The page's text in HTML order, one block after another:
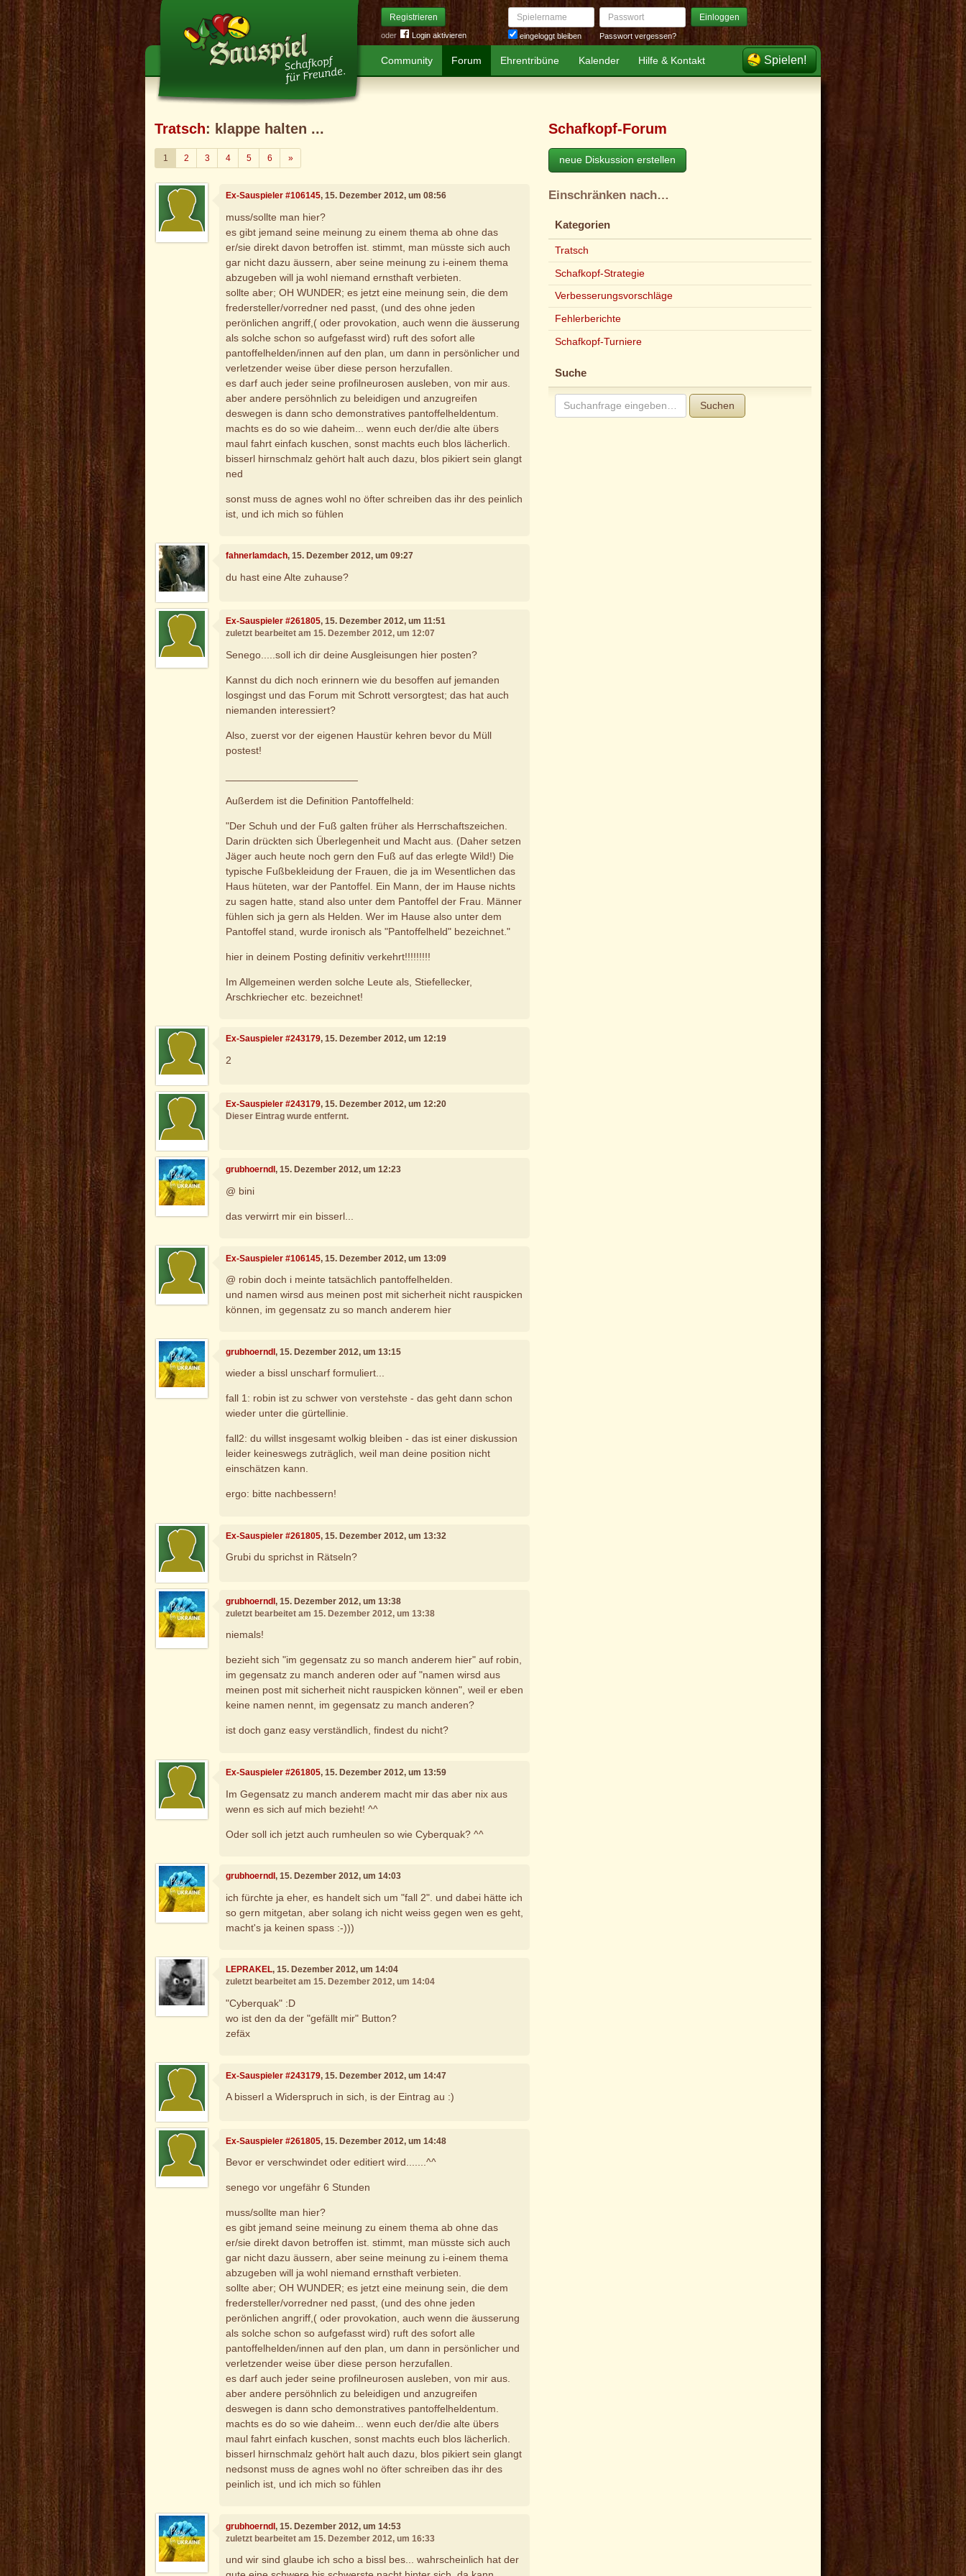
Registrieren
oder Login aktivieren
Spielername
eingeloggt bleiben
Passwort Einloggen
Passwort vergessen?
Community Forum Ehrentribüne Kalender Hilfe & Kontakt Spielen!
Tratsch: klappe halten ...
1 2 3 4 5 6 »Weiter
Ex-Sauspieler #106145, 15. Dezember 2012, um 08:56
muss/sollte man hier?
es gibt jemand seine meinung zu einem thema ab ohne das
er/sie direkt davon betroffen ist. stimmt, man müsste sich auch
gar nicht dazu äussern, aber seine meinung zu i-einem thema
abzugeben will ja wohl niemand ernsthaft verbieten.
sollte aber; OH WUNDER; es jetzt eine meinung sein, die dem
fredersteller/vorredner ned passt, (und des ohne jeden
perönlichen angriff,( oder provokation, auch wenn die äusserung
als solche schon so aufgefasst wird) ruft des sofort alle
pantoffelhelden/innen auf den plan, um dann in persönlicher und
verletzender weise über diese person herzufallen.
es darf auch jeder seine profilneurosen ausleben, von mir aus.
aber andere persöhnlich zu beleidigen und anzugreifen
deswegen is dann scho demonstratives pantoffelheldentum.
machts es do so wie daheim... wenn euch der/die alte übers
maul fahrt einfach kuschen, sonst machts euch blos lächerlich.
bisserl hirnschmalz gehört halt auch dazu, blos pikiert sein glangt
ned
sonst muss de agnes wohl no öfter schreiben das ihr des peinlich
ist, und ich mich so fühlen
fahnerlamdach, 15. Dezember 2012, um 09:27
du hast eine Alte zuhause?
Ex-Sauspieler #261805, 15. Dezember 2012, um 11:51
zuletzt bearbeitet am 15. Dezember 2012, um 12:07
Senego.....soll ich dir deine Ausgleisungen hier posten?
Kannst du dich noch erinnern wie du besoffen auf jemanden
losgingst und das Forum mit Schrott versorgtest; das hat auch
niemanden interessiert?
Also, zuerst vor der eigenen Haustür kehren bevor du Müll
postest!
Außerdem ist die Definition Pantoffelheld:
"Der Schuh und der Fuß galten früher als Herrschaftszeichen.
Darin drückten sich Überlegenheit und Macht aus. (Daher setzen
Jäger auch heute noch gern den Fuß auf das erlegte Wild!) Die
typische Fußbekleidung der Frauen, die ja im Wesentlichen das
Haus hüteten, war der Pantoffel. Ein Mann, der im Hause nichts
zu sagen hatte, stand also unter dem Pantoffel der Frau. Männer
fühlen sich ja gern als Helden. Wer im Hause also unter dem
Pantoffel stand, wurde ironisch als "Pantoffelheld" bezeichnet."
hier in deinem Posting definitiv verkehrt!!!!!!!!!
Im Allgemeinen werden solche Leute als, Stiefellecker,
Arschkriecher etc. bezeichnet!
Ex-Sauspieler #243179, 15. Dezember 2012, um 12:19
2
Ex-Sauspieler #243179, 15. Dezember 2012, um 12:20
Dieser Eintrag wurde entfernt.
grubhoerndl, 15. Dezember 2012, um 12:23
@ bini
das verwirrt mir ein bisserl...
Ex-Sauspieler #106145, 15. Dezember 2012, um 13:09
@ robin doch i meinte tatsächlich pantoffelhelden.
und namen wirsd aus meinen post mit sicherheit nicht rauspicken
können, im gegensatz zu so manch anderem hier
grubhoerndl, 15. Dezember 2012, um 13:15
wieder a bissl unscharf formuliert...
fall 1: robin ist zu schwer von verstehste - das geht dann schon
wieder unter die gürtellinie.
fall2: du willst insgesamt wolkig bleiben - das ist einer diskussion
leider keineswegs zuträglich, weil man deine position nicht
einschätzen kann.
ergo: bitte nachbessern!
Ex-Sauspieler #261805, 15. Dezember 2012, um 13:32
Grubi du sprichst in Rätseln?
grubhoerndl, 15. Dezember 2012, um 13:38
zuletzt bearbeitet am 15. Dezember 2012, um 13:38
niemals!
bezieht sich "im gegensatz zu so manch anderem hier" auf robin,
im gegensatz zu manch anderen oder auf "namen wirsd aus
meinen post mit sicherheit nicht rauspicken können", weil er eben
keine namen nennt, im gegensatz zu manch anderen?
ist doch ganz easy verständlich, findest du nicht?
Ex-Sauspieler #261805, 15. Dezember 2012, um 13:59
Im Gegensatz zu manch anderem macht mir das aber nix aus
wenn es sich auf mich bezieht! ^^
Oder soll ich jetzt auch rumheulen so wie Cyberquak? ^^
grubhoerndl, 15. Dezember 2012, um 14:03
ich fürchte ja eher, es handelt sich um "fall 2". und dabei hätte ich
so gern mitgetan, aber solang ich nicht weiss gegen wen es geht,
macht's ja keinen spass :-)))
LEPRAKEL, 15. Dezember 2012, um 14:04
zuletzt bearbeitet am 15. Dezember 2012, um 14:04
"Cyberquak" :D
wo ist den da der "gefällt mir" Button?
zefäx
Ex-Sauspieler #243179, 15. Dezember 2012, um 14:47
A bisserl a Widerspruch in sich, is der Eintrag au :)
Ex-Sauspieler #261805, 15. Dezember 2012, um 14:48
Bevor er verschwindet oder editiert wird.......^^
senego vor ungefähr 6 Stunden
muss/sollte man hier?
es gibt jemand seine meinung zu einem thema ab ohne das
er/sie direkt davon betroffen ist. stimmt, man müsste sich auch
gar nicht dazu äussern, aber seine meinung zu i-einem thema
abzugeben will ja wohl niemand ernsthaft verbieten.
sollte aber; OH WUNDER; es jetzt eine meinung sein, die dem
fredersteller/vorredner ned passt, (und des ohne jeden
perönlichen angriff,( oder provokation, auch wenn die äusserung
als solche schon so aufgefasst wird) ruft des sofort alle
pantoffelhelden/innen auf den plan, um dann in persönlicher und
verletzender weise über diese person herzufallen.
es darf auch jeder seine profilneurosen ausleben, von mir aus.
aber andere persöhnlich zu beleidigen und anzugreifen
deswegen is dann scho demonstratives pantoffelheldentum.
machts es do so wie daheim... wenn euch der/die alte übers
maul fahrt einfach kuschen, sonst machts euch blos lächerlich.
bisserl hirnschmalz gehört halt auch dazu, blos pikiert sein glangt
nedsonst muss de agnes wohl no öfter schreiben das ihr des
peinlich ist, und ich mich so fühlen
grubhoerndl, 15. Dezember 2012, um 14:53
zuletzt bearbeitet am 15. Dezember 2012, um 16:33
und wir sind glaube ich scho a bissl bes... wahrscheinlich hat der
Schafkopf-Forum
neue Diskussion erstellen
Einschränken nach…
Kategorien
Tratsch
Schafkopf-Strategie
Verbesserungsvorschläge
Fehlerberichte
Schafkopf-Turniere
Suche
Suchen